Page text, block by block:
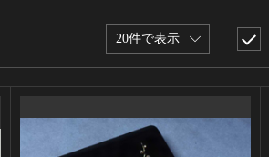
20件で表示